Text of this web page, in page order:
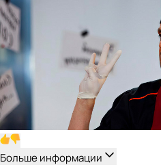
Больше информации